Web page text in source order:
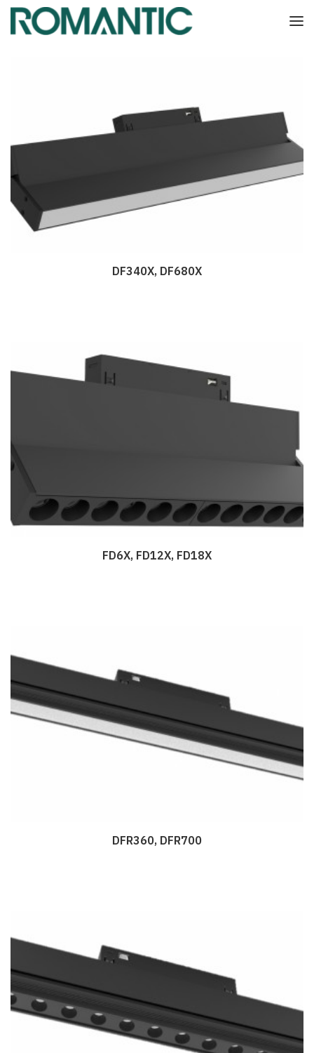
ДэлгэрэнгүйDF340X, DF680X
ДэлгэрэнгүйFD6X, FD12X, FD18X
ДэлгэрэнгүйDFR360, DFR700